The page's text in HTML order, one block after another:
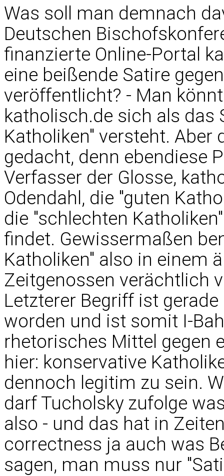
Was soll man demnach
Deutschen
finanzierte Online-Portal
eine beißende Satire
veröffentlicht? - Man
katholisch.de sich als das
Katholiken" versteht.
gedacht, denn ebendiese
Verfasser der Glosse,
Odendahl, die "guten
die "schlechten
findet. Gewissermaßen
Katholiken" also in einem
Zeitgenossen verächtlich
Letzterer Begriff ist
worden und ist somit I-
rhetorisches Mittel gegen
hier: konservative
dennoch legitim zu sein.
darf Tucholsky zufolge
also - und das hat in
correctness ja auch was
sagen, man muss nur